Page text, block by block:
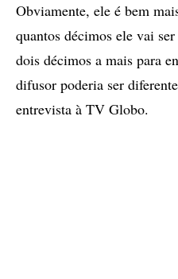
Obviamente, ele é bem
quantos décimos ele vai
dois décimos a mais para
difusor poderia ser
entrevista à TV Globo.